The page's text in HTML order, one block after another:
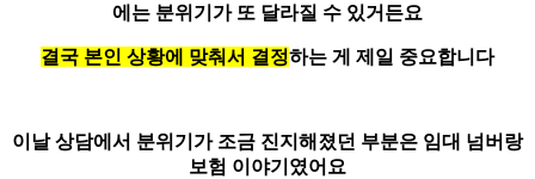
에는 분위기가 또 달라질 수 있거든요
결국 본인 상황에 맞춰서 결정하는 게 제일 중요합니다
이날 상담에서 분위기가 조금 진지해졌던 부분은 임대 넘버랑
보험 이야기였어요